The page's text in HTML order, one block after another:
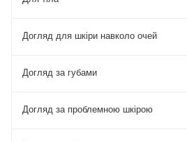
Догляд для шкіри навколо очей
Догляд за губами
Догляд за проблемною шкірою